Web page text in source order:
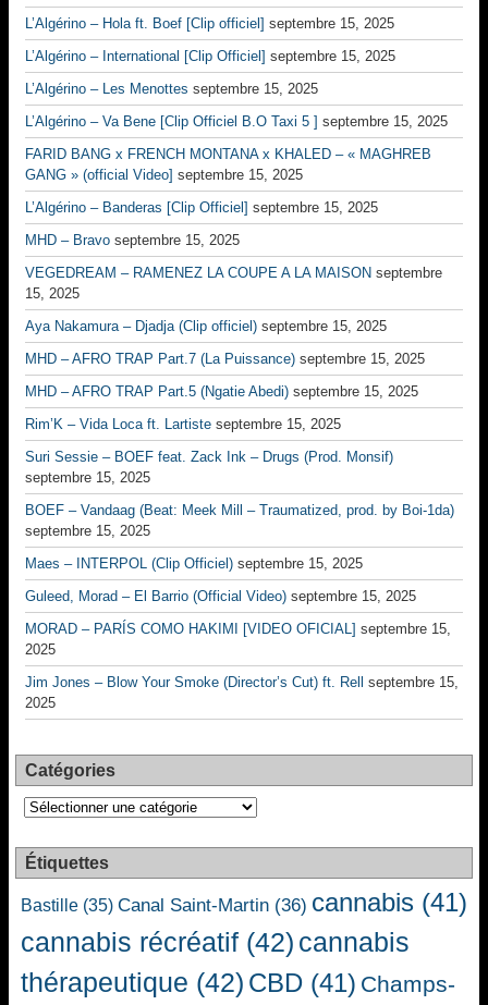
L’Algérino – Hola ft. Boef [Clip officiel] septembre 15, 2025
L’Algérino – International [Clip Officiel] septembre 15, 2025
L’Algérino – Les Menottes septembre 15, 2025
L’Algérino – Va Bene [Clip Officiel B.O Taxi 5 ] septembre 15, 2025
FARID BANG x FRENCH MONTANA x KHALED – « MAGHREB
GANG » (official Video] septembre 15, 2025
L’Algérino – Banderas [Clip Officiel] septembre 15, 2025
MHD – Bravo septembre 15, 2025
VEGEDREAM – RAMENEZ LA COUPE A LA MAISON septembre
15, 2025
Aya Nakamura – Djadja (Clip officiel) septembre 15, 2025
MHD – AFRO TRAP Part.7 (La Puissance) septembre 15, 2025
MHD – AFRO TRAP Part.5 (Ngatie Abedi) septembre 15, 2025
Rim’K – Vida Loca ft. Lartiste septembre 15, 2025
Suri Sessie – BOEF feat. Zack Ink – Drugs (Prod. Monsif)
septembre 15, 2025
BOEF – Vandaag (Beat: Meek Mill – Traumatized, prod. by Boi-1da)
septembre 15, 2025
Maes – INTERPOL (Clip Officiel) septembre 15, 2025
Guleed, Morad – El Barrio (Official Video) septembre 15, 2025
MORAD – PARÍS COMO HAKIMI [VIDEO OFICIAL] septembre 15,
2025
Jim Jones – Blow Your Smoke (Director’s Cut) ft. Rell
septembre 15,
2025
Catégories
Catégories
Étiquettes
Bastille (35) Canal Saint-Martin (36) cannabis (41)
cannabis récréatif (42) cannabis
thérapeutique (42) CBD (41) Champs-